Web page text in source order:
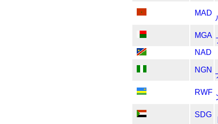
MAD
MGA
NAD
NGN
RWF
SDG